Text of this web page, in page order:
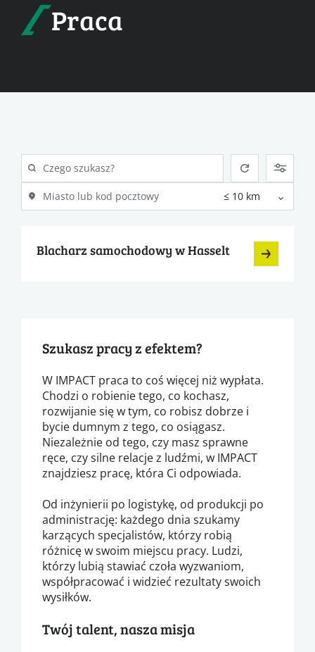
Praca
Blacharz samochodowy w Hasselt
Szukasz pracy z efektem?
W IMPACT praca to coś więcej niż wypłata.
Chodzi o robienie tego, co kochasz,
rozwijanie się w tym, co robisz dobrze i
bycie dumnym z tego, co osiągasz.
Niezależnie od tego, czy masz sprawne
ręce, czy silne relacje z ludźmi, w IMPACT
znajdziesz pracę, która Ci odpowiada.
Od inżynierii po logistykę, od produkcji po
administrację: każdego dnia szukamy
karzących specjalistów, którzy robią
różnicę w swoim miejscu pracy. Ludzi,
którzy lubią stawiać czoła wyzwaniom,
współpracować i widzieć rezultaty swoich
wysiłków.
Twój talent, nasza misja